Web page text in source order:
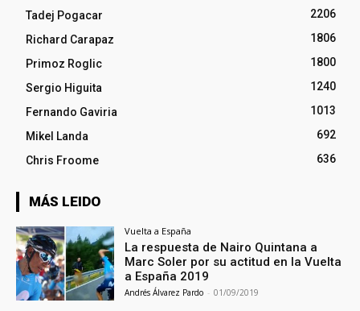
Tadej Pogacar
2206
Richard Carapaz
1806
Primoz Roglic
1800
Sergio Higuita
1240
Fernando Gaviria
1013
Mikel Landa
692
Chris Froome
636
MÁS LEIDO
Vuelta a España
La respuesta de Nairo Quintana a
Marc Soler por su actitud en la Vuelta
a España 2019
Andrés Álvarez Pardo - 01/09/2019